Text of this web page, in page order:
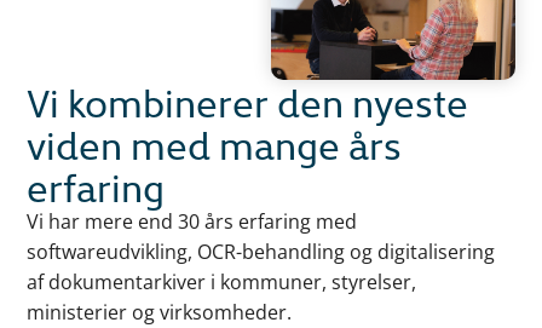
Vi kombinerer den nyeste
viden med mange års
erfaring
Vi har mere end 30 års erfaring med
softwareudvikling, OCR-behandling og digitalisering
af dokumentarkiver i kommuner, styrelser,
ministerier og virksomheder.